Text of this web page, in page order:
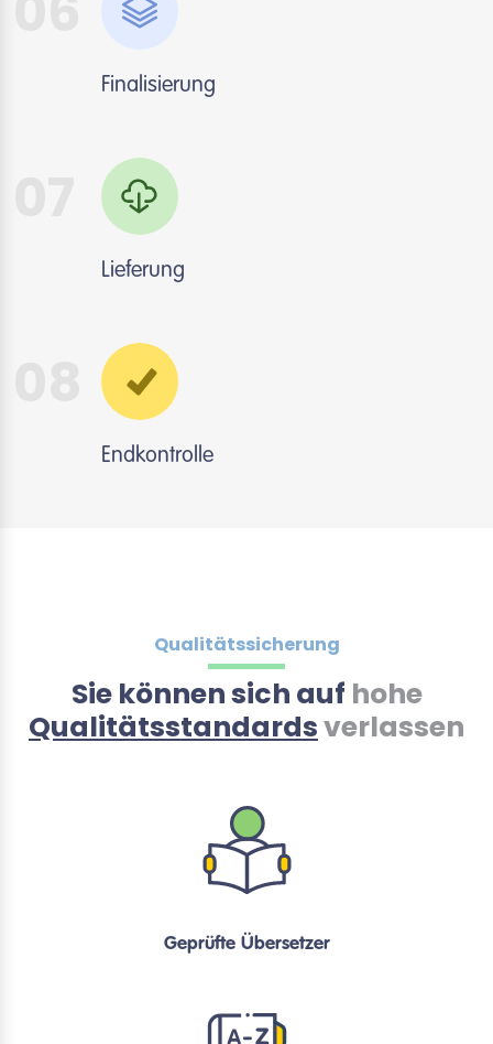
Finalisierung
Lieferung
Endkontrolle
Qualitätssicherung
Sie können sich auf hohe
Qualitätsstandardsverlassen
Geprüfte Übersetzer